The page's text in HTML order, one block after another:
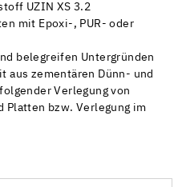
UZIN XS 3.2
mit Epoxi-, PUR- oder
belegreifen Untergründen
aus zementären Dünn- und
Verlegung von
Platten bzw. Verlegung im